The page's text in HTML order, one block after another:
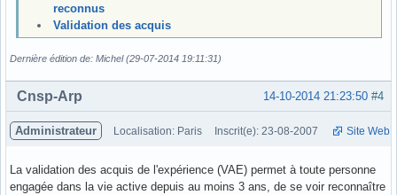
reconnus
Validation des acquis
Dernière édition de: Michel (29-07-2014 19:11:31)
Hors ligne #4
14-10-2014 21:23:50
Cnsp-Arp
Administrateur Localisation: Paris Inscrit(e): 23-08-2007 Site Web
La validation des acquis de l'expérience (VAE) permet à toute personne
engagée dans la vie active depuis au moins 3 ans, de se voir reconnaître